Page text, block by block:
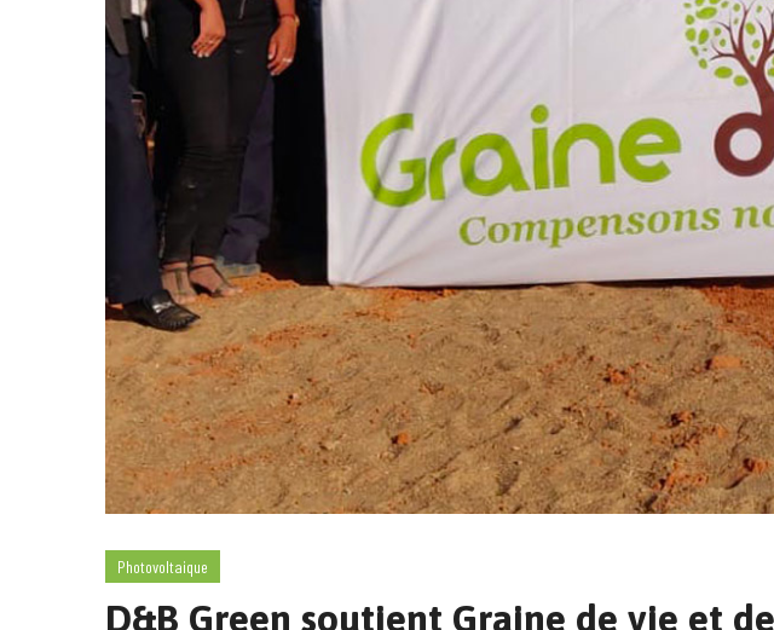
Photovoltaique
D&B Green soutient Graine de vie et